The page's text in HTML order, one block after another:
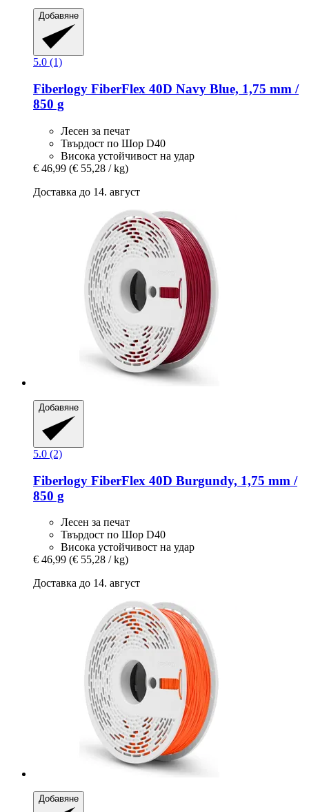
Добавяне
5.0 (1)
Fiberlogy FiberFlex 40D Navy Blue, 1,75 mm /
850 g
Лесен за печат
Твърдост по Шор D40
Висока устойчивост на удар
€ 46,99 (€ 55,28 / kg)
Доставка до 14. август
Добавяне
5.0 (2)
Fiberlogy FiberFlex 40D Burgundy, 1,75 mm /
850 g
Лесен за печат
Твърдост по Шор D40
Висока устойчивост на удар
€ 46,99 (€ 55,28 / kg)
Доставка до 14. август
Добавяне